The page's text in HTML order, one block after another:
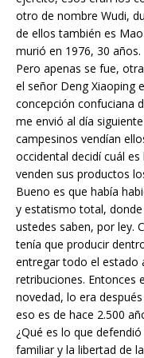
otro de nombre Wudi,
de ellos también es
murió en 1976, 30 años.
Pero apenas se fue,
el señor Deng Xiaoping
concepción confuciana
me envió al día
campesinos vendían
occidental decidí cuál
venden sus productos
Bueno es que había
y estatismo total,
ustedes saben, por ley.
tenía que producir
entregar todo el estado
retribuciones. Entonces
novedad, lo era
eso es de hace 2.500
¿Qué es lo que
familiar y la libertad de